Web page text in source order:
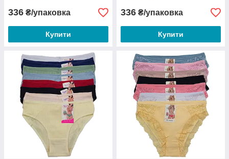
336 ₴/упаковка
Купити
336 ₴/упаковка
Купити